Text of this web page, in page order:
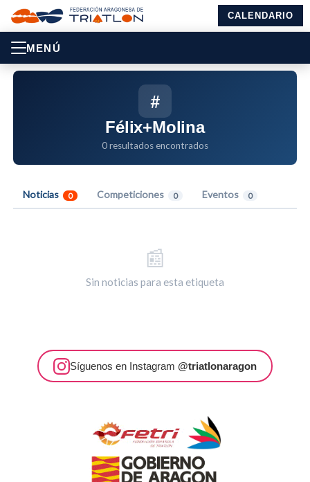
CALENDARIO
MENÚ
#
Félix+Molina
0 resultados encontrados
Noticias 0 Competiciones 0 Eventos 0
📰
Sin noticias para esta etiqueta
Síguenos en Instagram @triatlonaragon